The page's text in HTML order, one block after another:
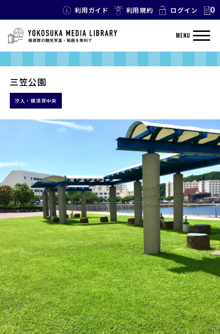
利用ガイド 利用規約 ログイン 0
MENU
三笠公園
汐入・横須賀中央